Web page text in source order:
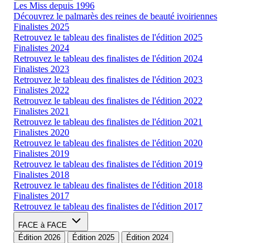
Les Miss depuis 1996
Découvrez le palmarès des reines de beauté ivoiriennes
Finalistes 2025
Retrouvez le tableau des finalistes de l'édition 2025
Finalistes 2024
Retrouvez le tableau des finalistes de l'édition 2024
Finalistes 2023
Retrouvez le tableau des finalistes de l'édition 2023
Finalistes 2022
Retrouvez le tableau des finalistes de l'édition 2022
Finalistes 2021
Retrouvez le tableau des finalistes de l'édition 2021
Finalistes 2020
Retrouvez le tableau des finalistes de l'édition 2020
Finalistes 2019
Retrouvez le tableau des finalistes de l'édition 2019
Finalistes 2018
Retrouvez le tableau des finalistes de l'édition 2018
Finalistes 2017
Retrouvez le tableau des finalistes de l'édition 2017
FACE à FACE
Édition 2026
Édition 2025 Édition 2024